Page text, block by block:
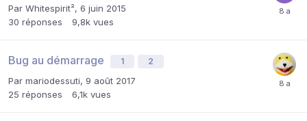
Par Whitespirit², 6 juin 2015
30 réponses 9,8k vues
Bug au démarrage 1 2
Par mariodessuti, 9 août 2017
25 réponses 6,1k vues